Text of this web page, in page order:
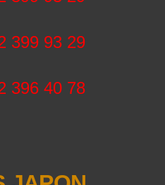
399 93 29
396 40 78